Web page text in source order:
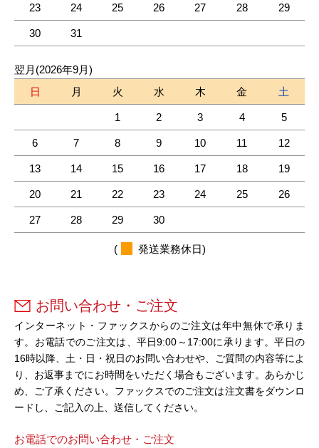
23 24 25 26 27 28 29
30 31
翌月(2026年9月)
日
月 火 水 木 金 土
1 2 3 4 5
6 7 8 9 10 11 12
13 14 15 16 17 18 19
20 21 22 23 24 25 26
27 28 29 30
( 発送業務休日)
お問い合わせ・ご注文
インターネット・ファックスからのご注文は年中無休で承りま
す。お電話でのご注文は、平日9:00～17:00に承ります。平日の
16時以降、土・日・祝日のお問い合わせや、ご質問の内容等によ
り、お返事までにお時間をいただく場合もございます。あらかじ
め、ご了承ください。ファックスでのご注文は注文書をダウンロ
ードし、ご記入の上、送信してください。
お電話でのお問い合わせ・ご注文